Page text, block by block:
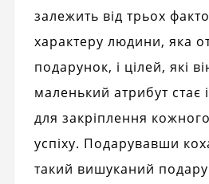
залежить від трьох
характеру людини, яка
подарунок, і цілей, які
маленький атрибут стає
для закріплення
успіху. Подарувавши
такий вишуканий